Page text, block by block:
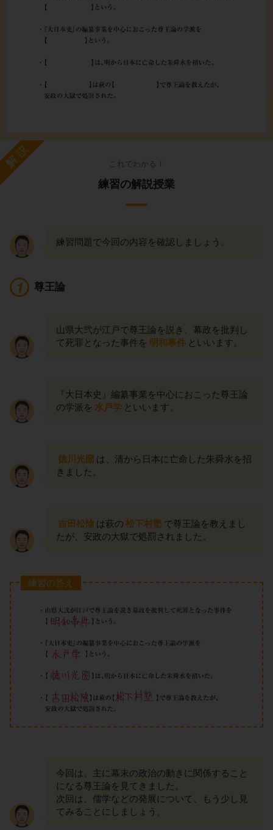
解説 これでわかる！
練習の解説授業
練習問題で今回の内容を確認しましょう。
尊王論
山県大弐が江戸で尊王論を説き、幕政を批判し
て死罪となった事件を 明和事件 といいます。
『大日本史』編纂事業を中心におこった尊王論
の学派を 水戸学 といいます。
徳川光圀 は、清から日本に亡命した朱舜水を招
きました。
吉田松陰 は萩の 松下村塾 で尊王論を教えまし
たが、安政の大獄で処罰されました。
練習の答え
今回は、主に幕末の政治の動きに関係すること
になる尊王論を見てきました。
次回は、儒学などの発展について、もう少し見
てみることにしましょう。